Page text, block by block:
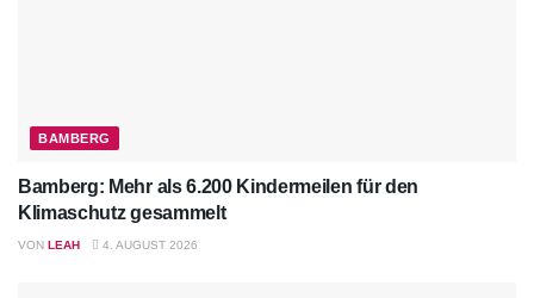
BAMBERG
Bamberg: Mehr als 6.200 Kindermeilen für den
Klimaschutz gesammelt
VON LEAH 4. AUGUST 2026